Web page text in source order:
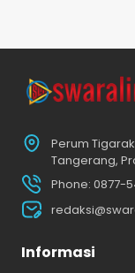
Perum
Tangerang,
Phone: 0877-
Informasi